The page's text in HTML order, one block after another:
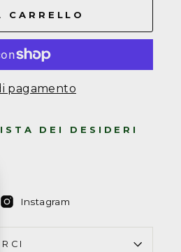
CARRELLO
pagamento
DEI DESIDERI
Instagram
Instagram